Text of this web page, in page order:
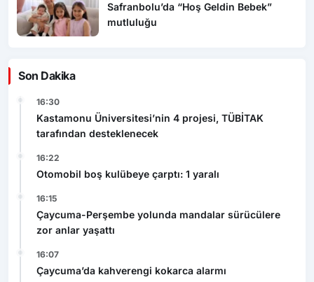
Safranbolu’da “Hoş Geldin Bebek”
mutluluğu
Son Dakika
16:30
Kastamonu Üniversitesi’nin 4 projesi, TÜBİTAK
tarafından desteklenecek
16:22
Otomobil boş kulübeye çarptı: 1 yaralı
16:15
Çaycuma-Perşembe yolunda mandalar sürücülere
zor anlar yaşattı
16:07
Çaycuma’da kahverengi kokarca alarmı